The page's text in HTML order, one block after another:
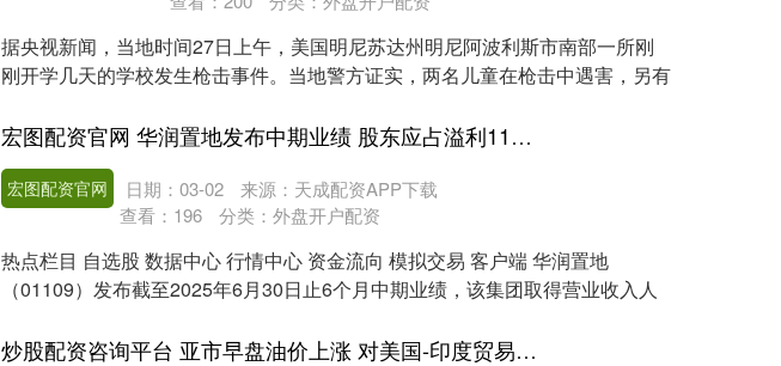
据央视新闻，当地时间27日上午，美国明尼苏达州明尼阿波利斯市南部一所刚
刚开学几天的学校发生枪击事件。当地警方证实，两名儿童在枪击中遇害，另有
宏图配资官网 华润置地发布中期业绩 股东应占溢利118.8亿元同比增加16.21%
宏图配资官网 日期：03-02
来源：天成配资APP下载
查看： 196 分类： 外盘开户配资
热点栏目 自选股 数据中心 行情中心 资金流向 模拟交易 客户端 华润置地
（01109）发布截至2025年6月30日止6个月中期业绩，该集团取得营业收入人
炒股配资咨询平台 亚市早盘油价上涨 对美国-印度贸易协议的憧憬减弱